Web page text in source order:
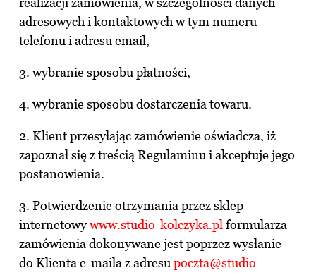
adresowych i kontaktowych w tym numeru
telefonu i adresu email,
3. wybranie sposobu płatności,
4. wybranie sposobu dostarczenia towaru.
2. Klient przesyłając zamówienie oświadcza, iż
zapoznał się z treścią Regulaminu i akceptuje jego
postanowienia.
3. Potwierdzenie otrzymania przez sklep
internetowywww.studio-kolczyka.pl formularza
zamówienia dokonywane jest poprzez wysłanie
do Klienta e-maila z adresu poczta@studio-